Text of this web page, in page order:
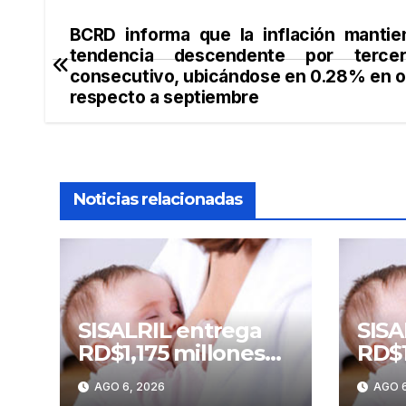
Navegación
de
entradas
BCRD informa que la inflación
tendencia descendente por
consecutivo, ubicándose en 0.28% en
respecto a septiembre
Noticias relacionadas
SISALRIL entrega
RD$1,175 millones
en subsidios por
lactancia a madres
AGO 6, 2026
enAGO